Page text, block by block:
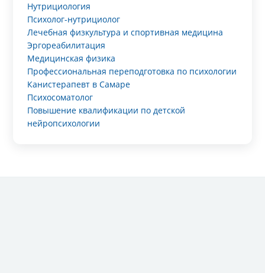
Нутрициология
Психолог-нутрициолог
Лечебная физкультура и спортивная медицина
Эргореабилитация
Медицинская физика
Профессиональная переподготовка по психологии
Канистерапевт в Самаре
Психосоматолог
Повышение квалификации по детской
нейропсихологии